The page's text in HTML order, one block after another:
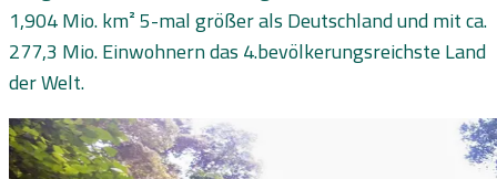
1,904 Mio. km² 5-mal größer als Deutschland und mit ca.
277,3 Mio. Einwohnern das 4.bevölkerungsreichste Land
der Welt.